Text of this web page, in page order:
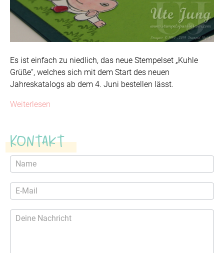
Es ist einfach zu niedlich, das neue Stempelset „Kuhle
Grüße“, welches sich mit dem Start des neuen
Jahreskatalogs ab dem 4. Juni bestellen lässt.
Weiterlesen
Kontakt
Kontaktformular